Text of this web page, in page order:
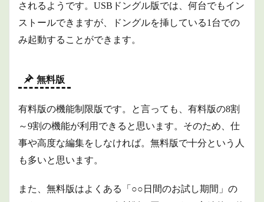
されるようです。USBドングル版では、何台でもイン
ストールできますが、ドングルを挿している1台での
み起動することができます。
無料版
有料版の機能制限版です。と言っても、有料版の8割
～9割の機能が利用できると思います。そのため、仕
事や高度な編集をしなければ。無料版で十分という人
も多いと思います。
また、無料版はよくある「○○日間のお試し期間」の